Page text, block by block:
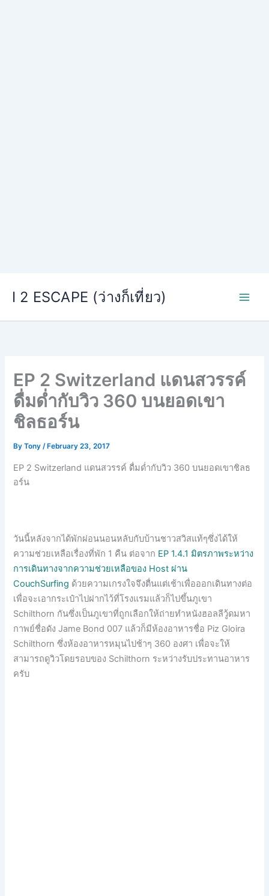
I 2 ESCAPE (ว่างก็เที่ยว)
EP 2 Switzerland แดนสวรรค์
ดื่มด่ำกับวิว 360 บนยอดเขา
ชิลธอร์น
ByTony/ February 23, 2017
EP 2 Switzerland แดนสวรรค์ ดื่มด่ำกับวิว 360 บนยอดเขาชิลธ
อร์น
วันนี้หลังจากได้พักผ่อนนอนหลับกับบ้านชาวสวิสแท้ๆซึ่งได้ให้
ความช่วยเหลือเรื่องที่พัก 1 คืน ต่อจาก EP 1.4.1 มิตรภาพระหว่าง
การเดินทางจากความช่วยเหลือของ Host ผ่าน
CouchSurfing ด้วยความเกรงใจจึงตื่นแต่เช้าเพื่อออกเดินทางต่อ
เพื่อจะเอากระเป๋าไปฝากไว้ที่โรงแรมแล้วก็ไปขึ้นภูเขา
Schilthorn กันซึ่งเป็นภูเขาที่ถูกเลือกให้ถ่ายทำหนังฮอลลีวู้ดมหา
กาพย์ชื่อดัง Jame Bond 007 แล้วก็มีห้องอาหารชื่อ Piz Gloira
Schilthorn ซึ่งห้องอาหารหมุนไปช้าๆ 360 องศา เพื่อจะให้
สามารถดูวิวโดยรอบของ Schilthorn ระหว่างรับประทานอาหาร
ครับ